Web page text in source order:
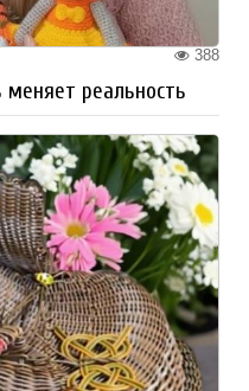
388
меняет реальность